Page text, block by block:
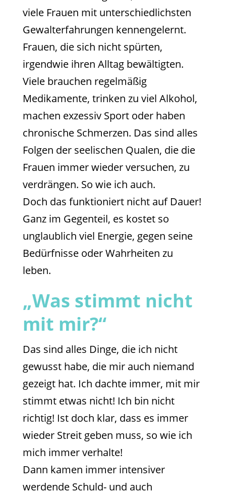
viele Frauen mit unterschiedlichsten
Gewalterfahrungen kennengelernt.
Frauen, die sich nicht spürten,
irgendwie ihren Alltag bewältigten.
Viele brauchen regelmäßig
Medikamente, trinken zu viel Alkohol,
machen exzessiv Sport oder haben
chronische Schmerzen. Das sind alles
Folgen der seelischen Qualen, die die
Frauen immer wieder versuchen, zu
verdrängen. So wie ich auch.
Doch das funktioniert nicht auf Dauer!
Ganz im Gegenteil, es kostet so
unglaublich viel Energie, gegen seine
Bedürfnisse oder Wahrheiten zu
leben.
„Was stimmt nicht
mit mir?“
Das sind alles Dinge, die ich nicht
gewusst habe, die mir auch niemand
gezeigt hat. Ich dachte immer, mit mir
stimmt etwas nicht! Ich bin nicht
richtig! Ist doch klar, dass es immer
wieder Streit geben muss, so wie ich
mich immer verhalte!
Dann kamen immer intensiver
werdende Schuld- und auch